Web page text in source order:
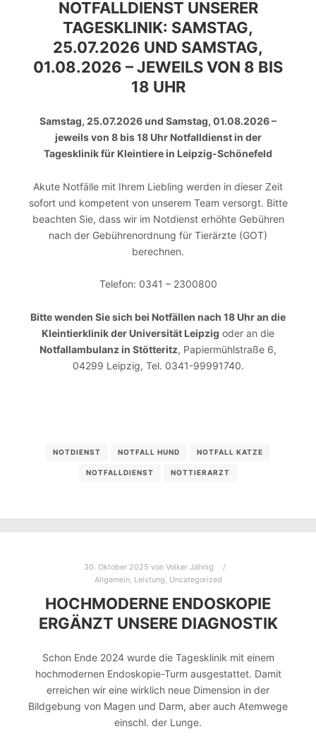
NOTFALLDIENST UNSERER
TAGESKLINIK: SAMSTAG,
25.07.2026 UND SAMSTAG,
01.08.2026 – JEWEILS VON 8 BIS
18 UHR
Samstag, 25.07.2026 und Samstag, 01.08.2026 –
jeweils von 8 bis 18 Uhr Notfalldienst in der
Tagesklinik für Kleintiere in Leipzig-Schönefeld
Akute Notfälle mit Ihrem Liebling werden in dieser Zeit
sofort und kompetent von unserem Team versorgt. Bitte
beachten Sie, dass wir im Notdienst erhöhte Gebühren
nach der Gebührenordnung für Tierärzte (GOT)
berechnen.
Telefon: 0341 – 2300800
Bitte wenden Sie sich bei Notfällen nach 18 Uhr an die
Kleintierklinik der Universität Leipzig oder an die
Notfallambulanz in Stötteritz, Papiermühlstraße 6,
04299 Leipzig, Tel. 0341-99991740.
NOTDIENST NOTFALL HUND NOTFALL KATZE
NOTFALLDIENST NOTTIERARZT
30. Oktober 2025 von Volker Jähnig
Allgemein, Leistung Uncategorized
HOCHMODERNE ENDOSKOPIE
ERGÄNZT UNSERE DIAGNOSTIK
Schon Ende 2024 wurde die Tagesklinik mit einem
hochmodernen Endoskopie-Turm ausgestattet. Damit
erreichen wir eine wirklich neue Dimension in der
Bildgebung von Magen und Darm, aber auch Atemwege
einschl. der Lunge.